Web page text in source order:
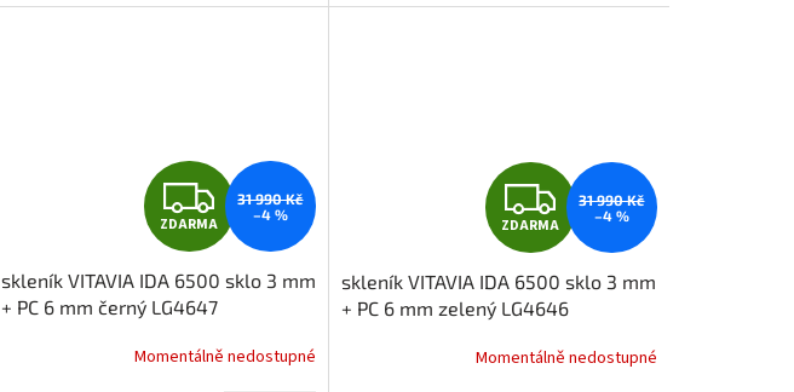
Z
D
A
R
ZDARMA
31 990 Kč
–4 %
skleník VITAVIA IDA 6500 sklo 3 mm
+ PC 6 mm černý LG4647
Momentálně nedostupné
Z
D
A
R
ZDARMA
31 990 Kč
–4 %
skleník VITAVIA IDA 6500 sklo 3 mm
+ PC 6 mm zelený LG4646
Momentálně nedostupné